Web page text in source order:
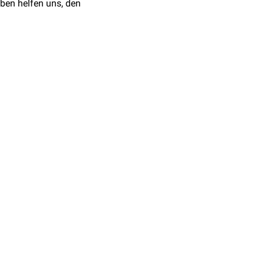
helfen uns, den